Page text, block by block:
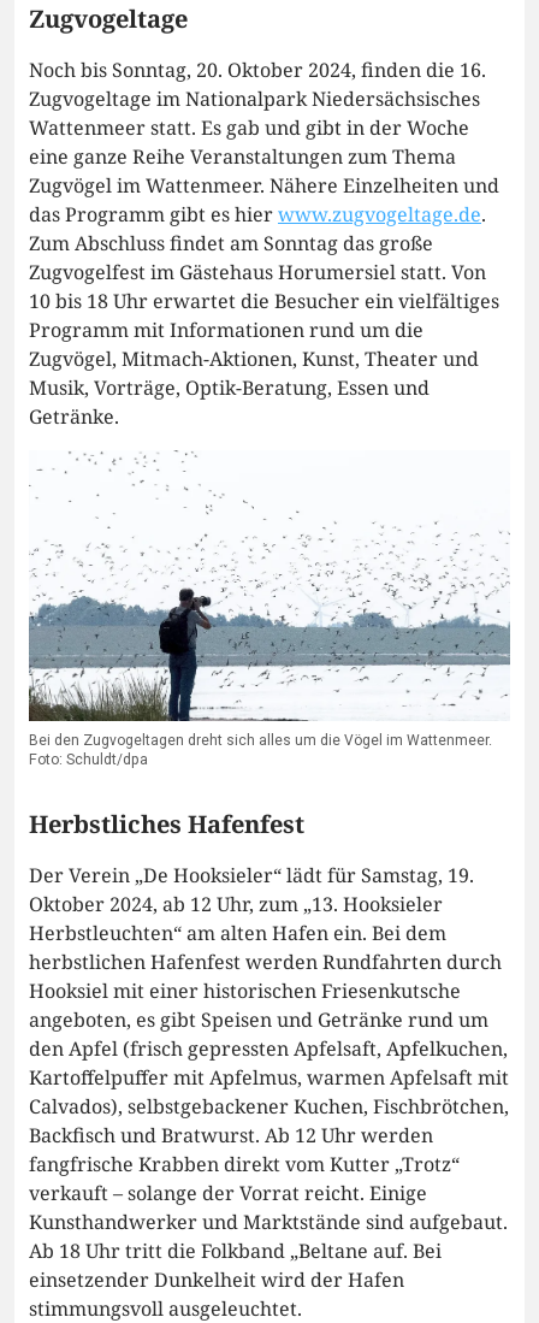
Zugvogeltage
Noch bis Sonntag, 20. Oktober 2024, finden die 16.
Zugvogeltage im Nationalpark Niedersächsisches
Wattenmeer statt. Es gab und gibt in der Woche
eine ganze Reihe Veranstaltungen zum Thema
Zugvögel im Wattenmeer. Nähere Einzelheiten und
das Programm gibt es hierwww.zugvogeltage.de.
Zum Abschluss findet am Sonntag das große
Zugvogelfest im Gästehaus Horumersiel statt. Von
10 bis 18 Uhr erwartet die Besucher ein vielfältiges
Programm mit Informationen rund um die
Zugvögel, Mitmach-Aktionen, Kunst, Theater und
Musik, Vorträge, Optik-Beratung, Essen und
Getränke.
Bei den Zugvogeltagen dreht sich alles um die Vögel im Wattenmeer.
Foto: Schuldt/dpa
Herbstliches Hafenfest
Der Verein „De Hooksieler“ lädt für Samstag, 19.
Oktober 2024, ab 12 Uhr, zum „13. Hooksieler
Herbstleuchten“ am alten Hafen ein. Bei dem
herbstlichen Hafenfest werden Rundfahrten durch
Hooksiel mit einer historischen Friesenkutsche
angeboten, es gibt Speisen und Getränke rund um
den Apfel (frisch gepressten Apfelsaft, Apfelkuchen,
Kartoffelpuffer mit Apfelmus, warmen Apfelsaft mit
Calvados), selbstgebackener Kuchen, Fischbrötchen,
Backfisch und Bratwurst. Ab 12 Uhr werden
fangfrische Krabben direkt vom Kutter „Trotz“
verkauft – solange der Vorrat reicht. Einige
Kunsthandwerker und Marktstände sind aufgebaut.
Ab 18 Uhr tritt die Folkband „Beltane auf. Bei
einsetzender Dunkelheit wird der Hafen
stimmungsvoll ausgeleuchtet.